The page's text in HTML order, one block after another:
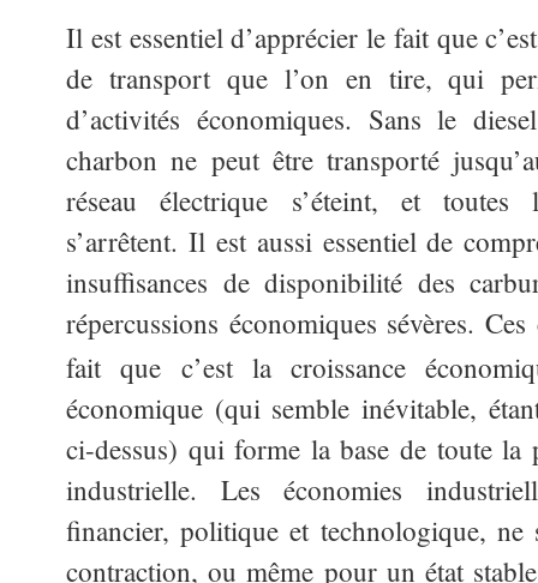
Il est essentiel d’apprécier le fait que
de transport que l’on en tire, qui
d’activités économiques. Sans le
charbon ne peut être transporté
réseau électrique s’éteint, et toutes
s’arrêtent. Il est aussi essentiel de
insuffisances de disponibilité des
répercussions économiques sévères.
fait que c’est la croissance
économique (qui semble inévitable,
ci-dessus) qui forme la base de toute la
industrielle. Les économies
financier, politique et technologique, ne
contraction, ou même pour un état